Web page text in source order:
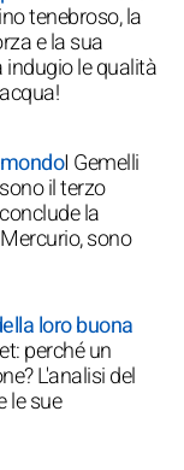
tenebroso, la
e la sua
indugio le qualità
I Gemelli
il terzo
la
sono
loro buona
perché un
L'analisi del
le sue